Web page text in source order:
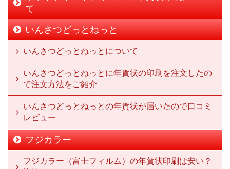
て
いんさつどっとねっと
いんさつどっとねっとについて
いんさつどっとねっとに年賀状の印刷を注文したの
で注文方法をご紹介
いんさつどっとねっとの年賀状が届いたので口コミ
レビュー
フジカラー
フジカラー（富士フィルム）の年賀状印刷は安い？